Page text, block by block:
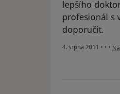
lepšího
profesionál s
doporučit.
4. srpna 2011 • • •